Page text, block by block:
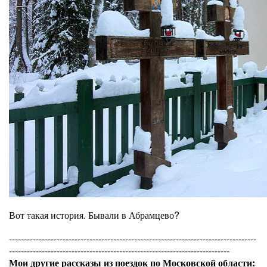
Вот такая история. Бывали в Абрамцево?
-----------------------------------------------------------------------------------
--------------------------------------------------------------------------
Мои другие рассказы из поездок по Московской области: